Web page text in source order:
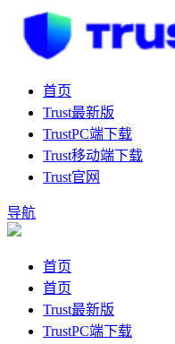
首页
Trust最新版
TrustPC端下载
Trust移动端下载
Trust官网
导航
首页
首页
Trust最新版
TrustPC端下载